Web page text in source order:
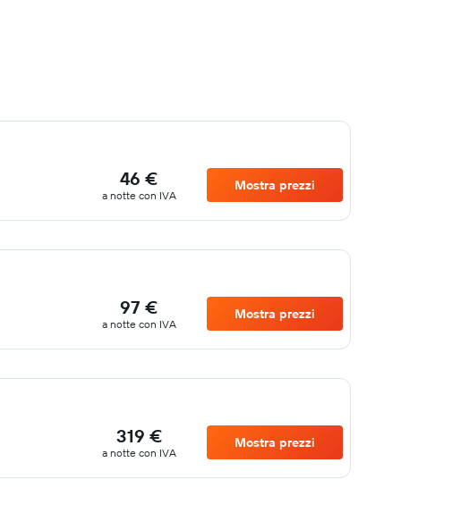
46 €
a notte con IVA
Mostra prezzi
97 €
a notte con IVA
Mostra prezzi
319 €
a notte con IVA
Mostra prezzi